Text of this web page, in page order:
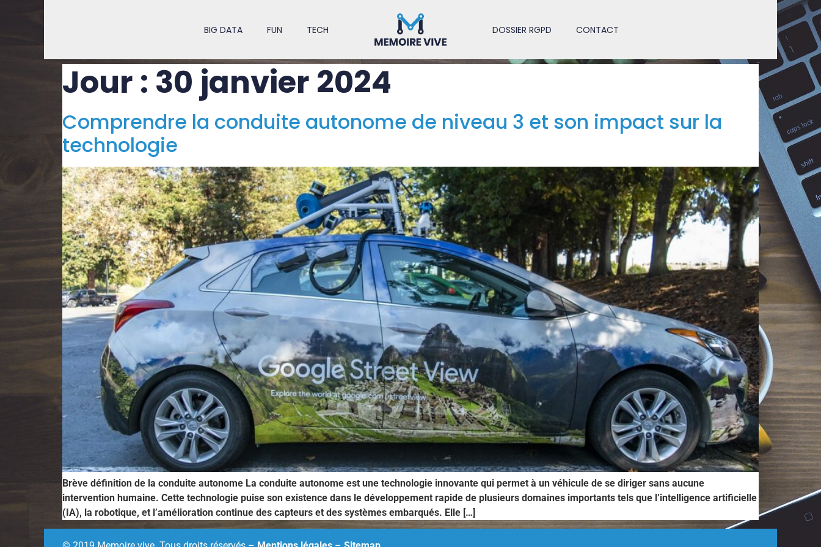
BIG DATA FUN TECH DOSSIER RGPD CONTACT
Jour : 30 janvier 2024
Comprendre la conduite autonome de niveau 3 et son impact sur la
technologie
Brève définition de la conduite autonome La conduite autonome est une technologie innovante qui permet à un véhicule de se diriger sans aucune
intervention humaine. Cette technologie puise son existence dans le développement rapide de plusieurs domaines importants tels que l’intelligence artificielle
(IA), la robotique, et l’amélioration continue des capteurs et des systèmes embarqués. Elle […]